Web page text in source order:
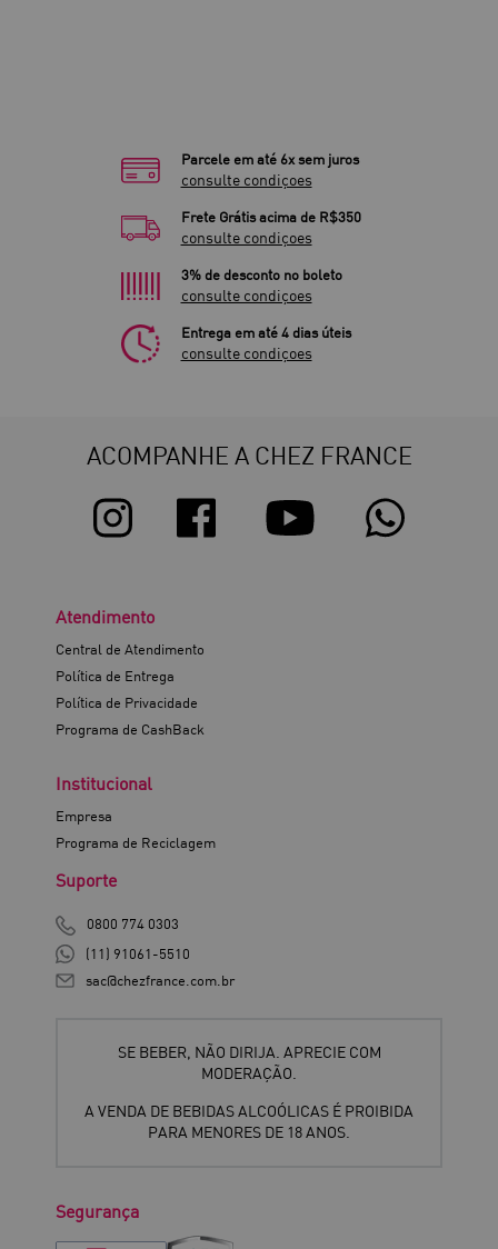
Parcele em até 6x sem juros
consulte condiçoes
Frete Grátis acima de R$350
consulte condiçoes
3% de desconto no boleto
consulte condiçoes
Entrega em até 4 dias úteis
consulte condiçoes
ACOMPANHE A CHEZ FRANCE
Atendimento
Central de Atendimento
Política de Entrega
Política de Privacidade
Programa de CashBack
Institucional
Empresa
Programa de Reciclagem
Suporte
0800 774 0303
(11) 91061-5510
sac@chezfrance.com.br
SE BEBER, NÃO DIRIJA. APRECIE COM
MODERAÇÃO.
A VENDA DE BEBIDAS ALCOÓLICAS É PROIBIDA
PARA MENORES DE 18 ANOS.
Segurança